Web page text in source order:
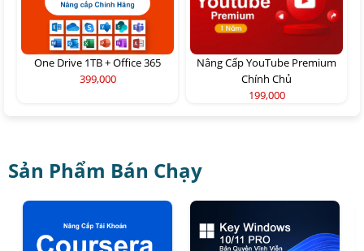
One Drive 1TB + Office 365
399,000
Nâng Cấp YouTube Premium
Chính Chủ
199,000
Sản Phẩm Bán Chạy